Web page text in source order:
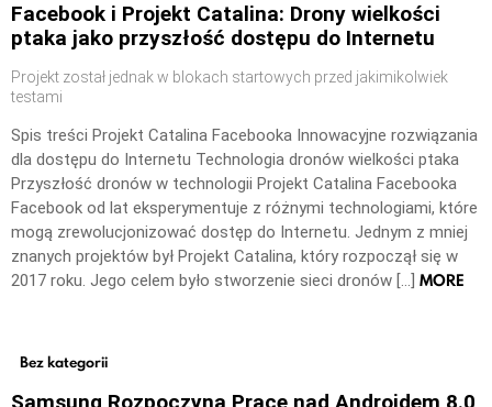
Facebook i Projekt Catalina: Drony wielkości
ptaka jako przyszłość dostępu do Internetu
Projekt został jednak w blokach startowych przed jakimikolwiek
testami
Spis treści Projekt Catalina Facebooka Innowacyjne rozwiązania
dla dostępu do Internetu Technologia dronów wielkości ptaka
Przyszłość dronów w technologii Projekt Catalina Facebooka
Facebook od lat eksperymentuje z różnymi technologiami, które
mogą zrewolucjonizować dostęp do Internetu. Jednym z mniej
znanych projektów był Projekt Catalina, który rozpoczął się w
2017 roku. Jego celem było stworzenie sieci dronów […] MORE
Bez kategorii
Samsung Rozpoczyna Prace nad Androidem 8.0